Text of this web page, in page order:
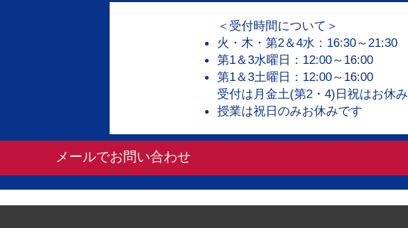
＜受付時間について＞
火・木・第2＆4水：16:30～21:30
第1＆3水曜日：12:00～16:00
第1＆3土曜日：12:00～16:00
受付は月金土(第2・4)日祝はお休み
授業は祝日のみお休みです
メールでお問い合わせ